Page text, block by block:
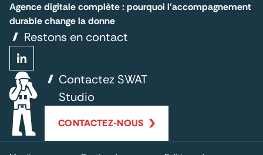
Agence digitale complète : pourquoi l’accompagnement
durable change la donne
Restons en contact
Contactez SWAT
Studio
CONTACTEZ-NOUS